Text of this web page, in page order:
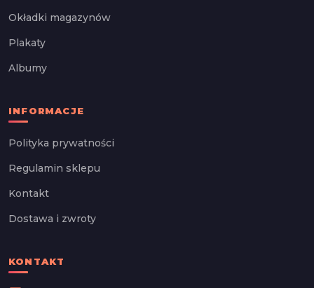
Okładki magazynów
Plakaty
Albumy
INFORMACJE
Polityka prywatności
Regulamin sklepu
Kontakt
Dostawa i zwroty
KONTAKT